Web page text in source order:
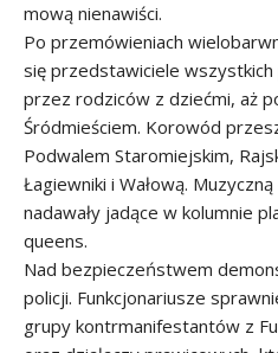
mową nienawiści.
Po przemówieniach
się przedstawiciele wszystkich
przez rodziców z dziećmi, aż
Śródmieściem. Korowód
Podwalem Staromiejskim,
Łagiewniki i Wałową.
nadawały jadące w kolumnie
queens.
Nad bezpieczeństwem
policji. Funkcjonariusze
grupy kontrmanifestantów z